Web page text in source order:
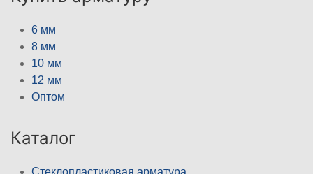
6 мм
8 мм
10 мм
12 мм
Оптом
Каталог